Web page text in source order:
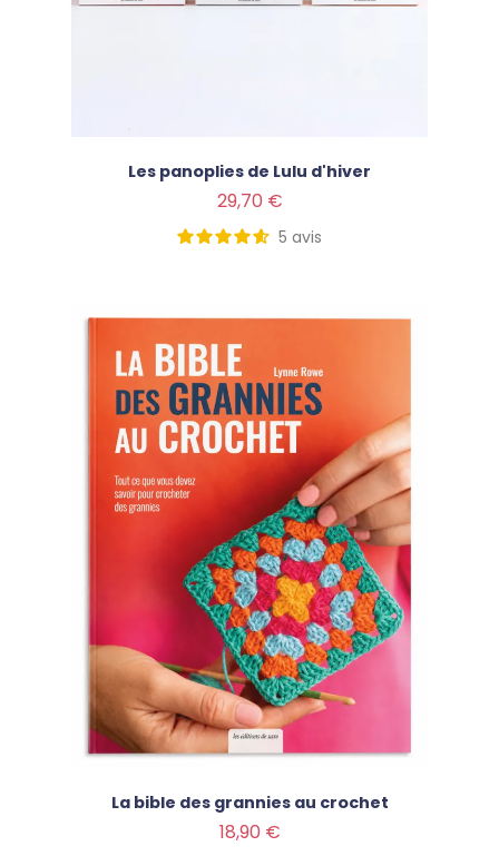
Les panoplies de Lulu d'hiver
29,70 €
5 avis
La bible des grannies au crochet
18,90 €